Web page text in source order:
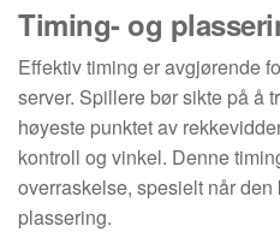
Timing- og
Effektiv timing er avgjørende
server. Spillere bør sikte på å
høyeste punktet av
kontroll og vinkel. Denne
overraskelse, spesielt når
plassering.